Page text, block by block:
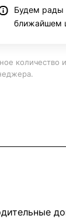
Будем рады
ближайшем
количество